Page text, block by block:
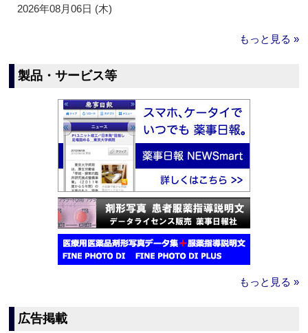
2026年08月06日 (木)
もっと見る »
製品・サービス等
もっと見る »
広告掲載